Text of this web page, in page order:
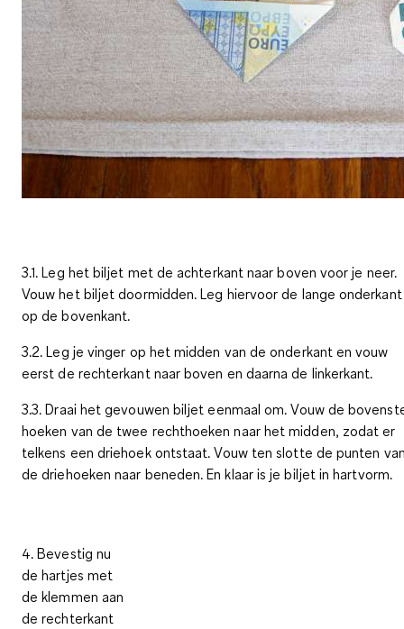
3.1. Leg het biljet met de achterkant naar boven voor je neer.
Vouw het biljet doormidden. Leg hiervoor de lange onderkant
op de bovenkant.
3.2. Leg je vinger op het midden van de onderkant en vouw
eerst de rechterkant naar boven en daarna de linkerkant.
3.3. Draai het gevouwen biljet eenmaal om. Vouw de
hoeken van de twee rechthoeken naar het midden, zodat er
telkens een driehoek ontstaat. Vouw ten slotte de punten
de driehoeken naar beneden. En klaar is je biljet in hartvorm.
4. Bevestig nu
de hartjes met
de klemmen aan
de rechterkant